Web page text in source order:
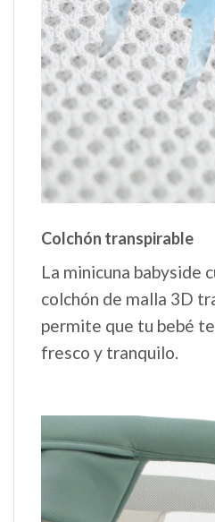
Colchón transpirable
La minicuna babyside
colchón de malla 3D
permite que tu bebé
fresco y tranquilo.